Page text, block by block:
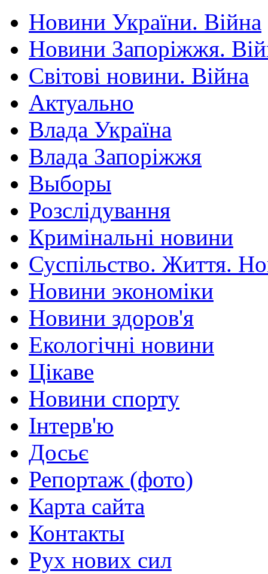
Новини України. Війна
Новини Запоріжжя.
Світові новини. Війна
Актуально
Влада Україна
Влада Запоріжжя
Выборы
Розслідування
Кримінальні новини
Суспільство. Життя.
Новини экономіки
Новини здоров'я
Екологічні новини
Цікаве
Новини спорту
Інтерв'ю
Досьє
Репортаж (фото)
Карта сайта
Контакты
Рух нових сил